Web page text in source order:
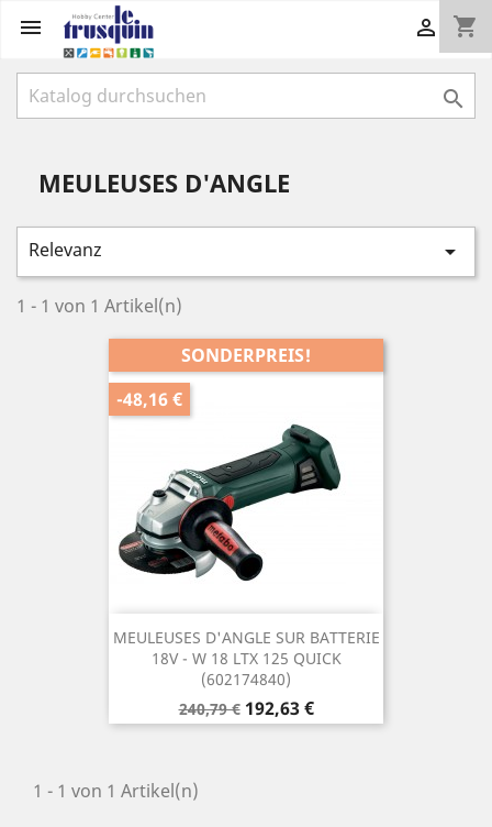
 shopping_cart


MEULEUSES D'ANGLE
Relevanz 
1 - 1 von 1 Artikel(n)
MEULEUSES D'ANGLE SUR BATTERIE
18V - W 18 LTX 125 QUICK
(602174840)
Verkaufspreis
240,79 € Preis
192,63 €
SONDERPREIS!
-48,16 €
1 - 1 von 1 Artikel(n)